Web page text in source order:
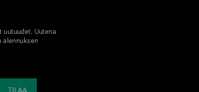
uutuudet. Uutena
alennuksen